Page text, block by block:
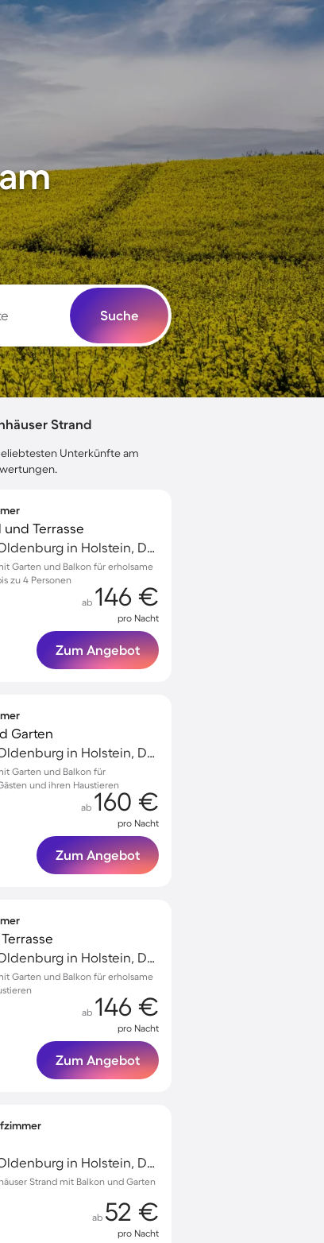
Suche
Strand
Unterkünfte am
und Terrasse
Weissenhäuser Strand, Oldenburg in Holstein, Deutschland
Garten und Balkon für erholsame
zu 4 Personen
ab 146 €
pro Nacht
Zum Angebot
Garten
Weissenhäuser Strand, Oldenburg in Holstein, Deutschland
Garten und Balkon für
und ihren Haustieren
ab 160 €
pro Nacht
Zum Angebot
Weissenhäuser Strand, Oldenburg in Holstein, Deutschland
Garten und Balkon für erholsame
ab 146 €
pro Nacht
Zum Angebot
Weissenhäuser Strand, Oldenburg in Holstein, Deutschland
Strand mit Balkon und Garten
ab 52 €
pro Nacht